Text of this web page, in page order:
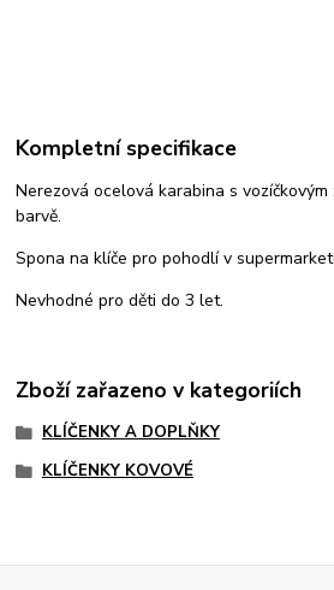
Kompletní specifikace
Nerezová ocelová karabina s
barvě.
Spona na klíče pro pohodlí v
Nevhodné pro děti do 3 let.
Zboží zařazeno v kategoriích
KLÍČENKY A DOPLŇKY
KLÍČENKY KOVOVÉ